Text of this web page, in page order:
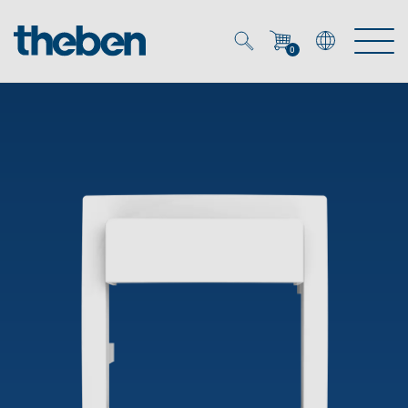
0
Energy Manager
Präsenzmelder & Bewegungsmelder
OEM-Referenzen